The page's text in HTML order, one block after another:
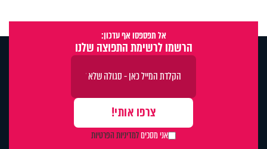
אל תפספסו אף עדכון:
הרשמו לרשימת התפוצה שלנו
אני מסכיםלמדיניות הפרטיות